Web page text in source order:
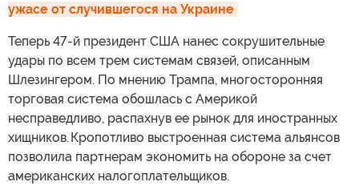
ужасе от случившегося на Украине
Теперь 47-й президент США нанес сокрушительные
удары по всем трем системам связей, описанным
Шлезингером. По мнению Трампа, многосторонняя
торговая система обошлась с Америкой
несправедливо, распахнув ее рынок для иностранных
хищников. Кропотливо выстроенная система альянсов
позволила партнерам экономить на обороне за счет
американских налогоплательщиков.